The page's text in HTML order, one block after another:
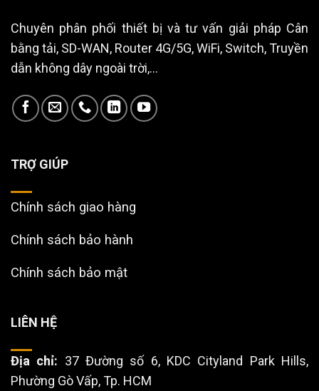
Chuyên phân phối thiết bị và tư vấn giải pháp Cân
bằng tải, SD-WAN, Router 4G/5G, WiFi, Switch, Truyền
dẫn không dây ngoài trời,...
TRỢ GIÚP
Chính sách giao hàng
Chính sách bảo hành
Chính sách bảo mật
LIÊN HỆ
Địa chỉ: 37 Đường số 6, KDC Cityland Park Hills,
Phường Gò Vấp, Tp. HCM